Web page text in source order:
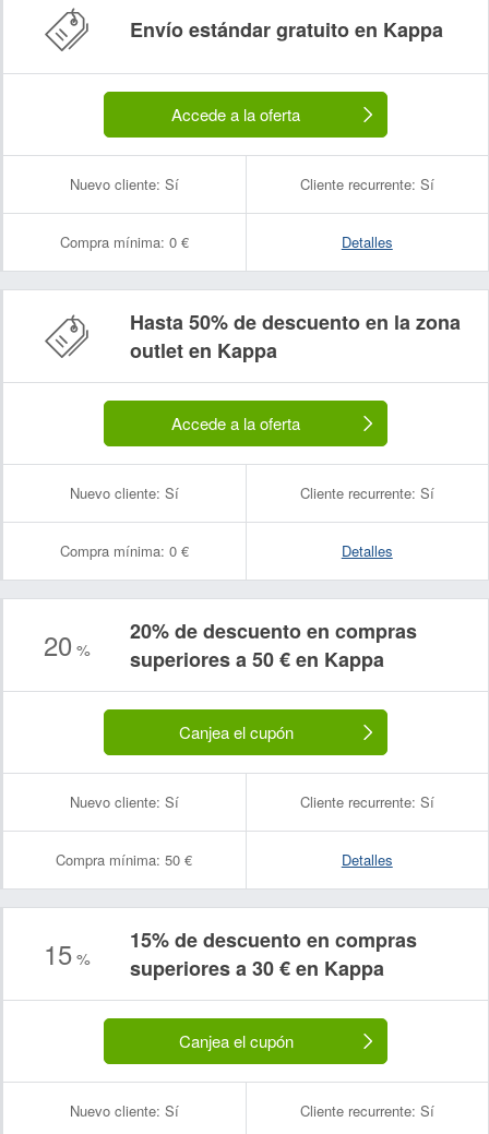
Envío estándar gratuito en Kappa
Accede a la oferta
Nuevo cliente: Sí Cliente recurrente: Sí
Compra mínima: 0 € Detalles
Hasta 50% de descuento en la zona
outlet en Kappa
Accede a la oferta
Nuevo cliente: Sí Cliente recurrente: Sí
Compra mínima: 0 € Detalles
20 %
20% de descuento en compras
superiores a 50 € en Kappa
Canjea el cupón
Nuevo cliente: Sí Cliente recurrente: Sí
Compra mínima: 50 € Detalles
15 %
15% de descuento en compras
superiores a 30 € en Kappa
Canjea el cupón
Nuevo cliente: Sí Cliente recurrente: Sí